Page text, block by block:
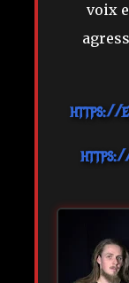
voix
https://
https://